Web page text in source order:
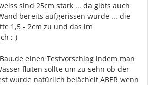
sind 25cm stark ... da gibts auch
bereits aufgerissen wurde ... die
1,5 - 2cm zu und das im
;-)
einen Testvorschlag indem man
fluten sollte um zu sehn ob der
wurde natürlich belächelt ABER wenn